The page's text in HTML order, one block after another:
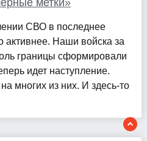
СВО в последнее
активнее. Наши войска за
границы сформировали
идет наступление.
многих из них. И здесь-то